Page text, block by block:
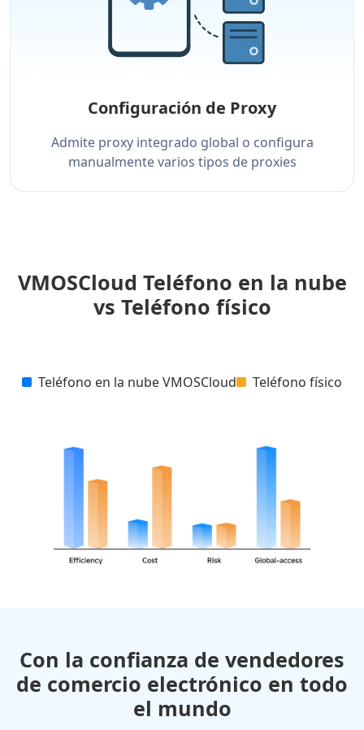
Configuración de Proxy
Admite proxy integrado global o configura
manualmente varios tipos de proxies
VMOSCloud Teléfono en la nube
vs Teléfono físico
Teléfono en la nube VMOSCloud Teléfono físico
Con la confianza de vendedores
de comercio electrónico en todo
el mundo